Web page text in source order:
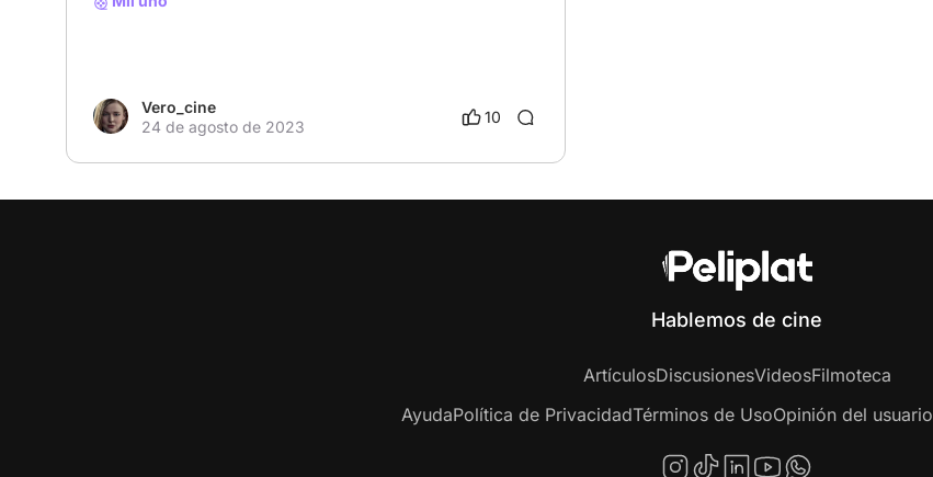
Vero_cine
24 de agosto de 2023
10
Hablemos de cine
ArtículosDiscusionesVideosFilmoteca
AyudaPolítica de PrivacidadTérminos de UsoOpinión del usuario